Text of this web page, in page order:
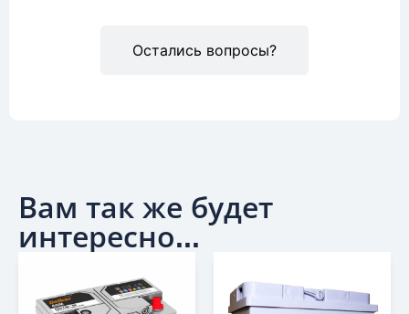
Остались вопросы?
Вам так же будет
интересно...